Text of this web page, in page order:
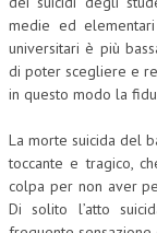
medie ed
universitari è più
di poter scegliere e
in questo modo la
La morte suicida del
toccante e tragico,
colpa per non aver
Di solito l’atto